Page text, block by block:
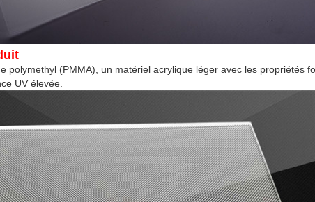
polymethyl (PMMA), un matériel acrylique léger avec les propriétés
UV élevée.